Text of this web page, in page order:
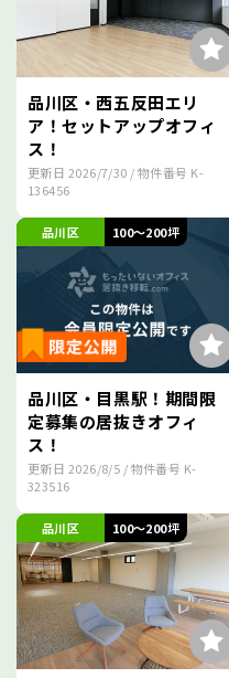
品川区・西五反田エリ
ア！セットアップオフィ
ス！
更新日 2026/7/30 / 物件番号 K-
136456
品川区 100～200坪
品川区・目黒駅！期間限
定募集の居抜きオフィ
ス！
更新日 2026/8/5 / 物件番号 K-
323516
品川区 100～200坪